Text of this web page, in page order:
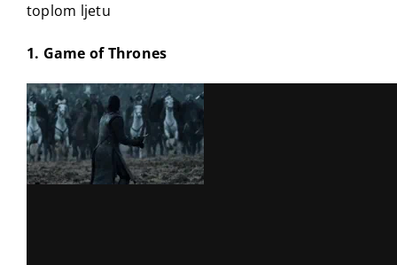
toplom ljetu
1. Game of Thrones